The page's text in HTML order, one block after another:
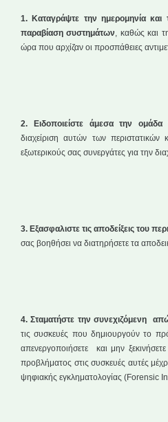
1. Καταγράψτε την ημερομηνία
παραβίαση συστημάτων , καθώς και
ώρα που αρχίζαν οι προσπάθειες
2. Ειδοποιείστε άμεσα την ομάδα
διαχείριση αυτών των
εξωτερικούς σας συνεργάτες για την
3. Εξασφαλιστε τις αποδείξεις του
σας βοηθήσει να διατηρήσετε τα
4. Σταματήστε την συνεχιζόμενη
τις συσκευές που δημιουργούν το
απενεργοποιήσετε και μην
προβλήματος στις συσκευές αυτές
ψηφιακής εγκληματολογίας (Forensic